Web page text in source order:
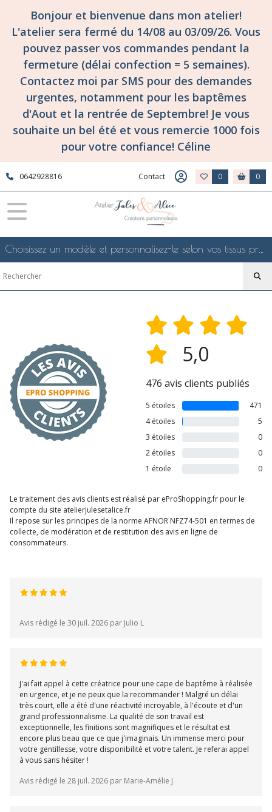
Bonjour et bienvenue dans mon atelier!
L'atelier sera fermé du 14/08 au 03/09/26. Vous
pouvez passer vos commandes pendant la
fermeture (délai confection = 5 semaines).
Contactez moi par SMS pour des demandes
urgentes, notamment pour les baptêmes
d'Aout et la rentrée de Septembre! Je vous
souhaite un bel été et vous remercie 1000 fois
pour votre confiance! Céline
0642928816 Contact 0 0
Choisissez un modèle et personnalisez-le selon vos tissus préférés de mes collections en ligne, je le confectionnerai selon vos souhaits
5,0
476 avis clients publiés
5 étoiles
471
4 étoiles
5
3 étoiles
0
2 étoiles
0
1 étoile
0
Le traitement des avis clients est réalisé par eProShopping.fr pour le
compte du site atelierjulesetalice.fr
Il repose sur les principes de la norme AFNOR NFZ74-501 en termes de
collecte, de modération et de restitution des avis en ligne de
consommateurs.
Avis rédigé le 30 juil. 2026 par Julio L
J'ai fait appel à cette créatrice pour une cape de baptême à réalisée
en urgence, et je ne peux que la recommander ! Malgré un délai
très court, elle a été d'une réactivité incroyable, à l'écoute et d'un
grand professionnalisme. La qualité de son travail est
exceptionnelle, les finitions sont magnifiques et le résultat est
encore plus beau que ce que j'imaginais. Un immense merci pour
votre gentillesse, votre disponibilité et votre talent. Je referai appel
à vous sans hésiter !
Avis rédigé le 28 juil. 2026 par Marie-Amélie J